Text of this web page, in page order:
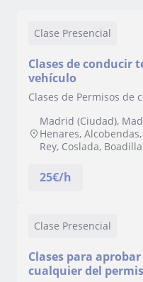
Clase Presencial
Clases de conducir
vehículo
Clases de Permisos de
Madrid (Ciudad),
Henares,
Rey, Coslada,
25€/h
Clase Presencial
Clases para
cualquier del